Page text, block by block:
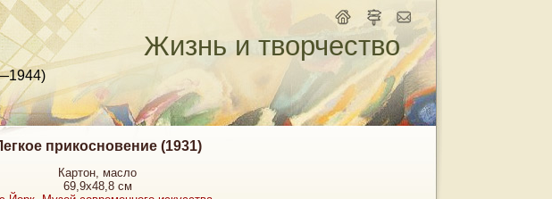
Жизнь и творчество
прикосновение (1931)
Картон, масло
69,9х48,8 см